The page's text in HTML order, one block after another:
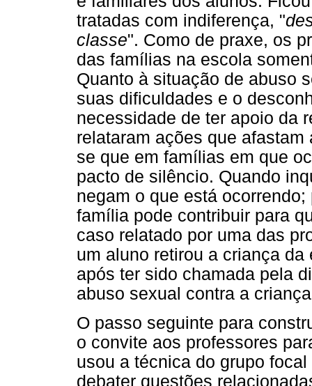
tratadas com indiferença, "
classe". Como de praxe, os
das famílias na escola
Quanto à situação de abuso
suas dificuldades e o
necessidade de ter apoio da
relataram ações que
se que em famílias em que
pacto de silêncio. Quando
negam o que está
família pode contribuir para
caso relatado por uma das
um aluno retirou a criança
após ter sido chamada pela
abuso sexual contra a
O passo seguinte para
o convite aos professores
usou a técnica do grupo
debater questões